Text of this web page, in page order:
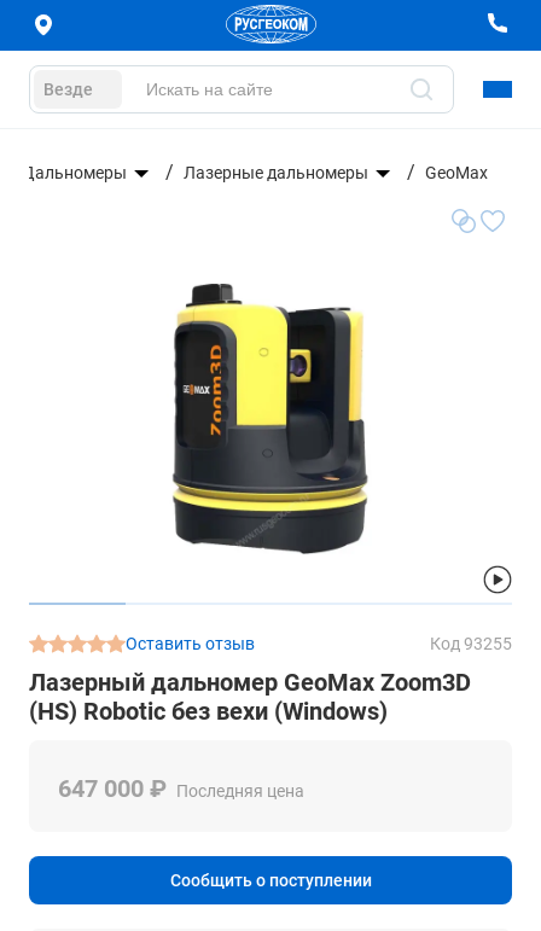
Везде
Дальномеры Лазерные дальномеры GeoMax
Оставить отзыв Код 93255
Лазерный дальномер GeoMax Zoom3D
(HS) Robotic без вехи (Windows)
647 000 ₽ Последняя цена
Сообщить о поступлении